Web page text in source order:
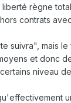
règne
contrats
suivra", mais
et donc
niveau